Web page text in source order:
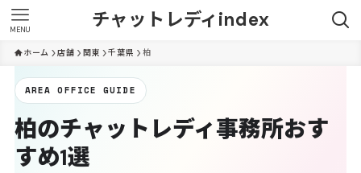
チャットレディindex
MENU
ホーム 店舗 関東 千葉県 柏
AREA OFFICE GUIDE
柏のチャットレディ事務所おす
すめ1選